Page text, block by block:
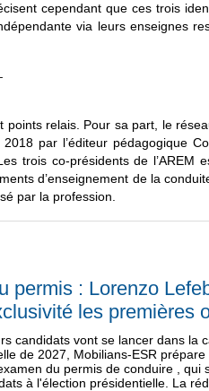
cependant que ces trois
via leurs enseignes
relais. Pour sa part, le
par l’éditeur pédagogique
trois co-présidents de l’AREM
d’enseignement de la
par la profession.
permis : Lorenzo
les premières
candidats vont se lancer dans la
de 2027, Mobilians-ESR
du permis de conduire , qui
à l'élection présidentielle. La